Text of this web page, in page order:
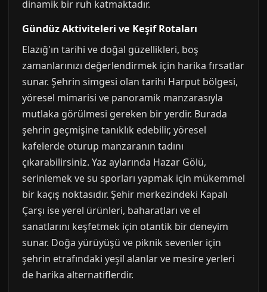
dinamik bir ruh katmaktadır.
Gündüz Aktiviteleri ve Keşif Rotaları
Elazığ'ın tarihi ve doğal güzellikleri, boş
zamanlarınızı değerlendirmek için harika fırsatlar
sunar. Şehrin simgesi olan tarihi Harput bölgesi,
yöresel mimarisi ve panoramik manzarasıyla
mutlaka görülmesi gereken bir yerdir. Burada
şehrin geçmişine tanıklık edebilir, yöresel
kafelerde oturup manzaranın tadını
çıkarabilirsiniz. Yaz aylarında Hazar Gölü,
serinlemek ve su sporları yapmak için mükemmel
bir kaçış noktasıdır. Şehir merkezindeki Kapalı
Çarşı ise yerel ürünleri, baharatları ve el
sanatlarını keşfetmek için otantik bir deneyim
sunar. Doğa yürüyüşü ve piknik sevenler için
şehrin etrafındaki yeşil alanlar ve mesire yerleri
de harika alternatiflerdir.